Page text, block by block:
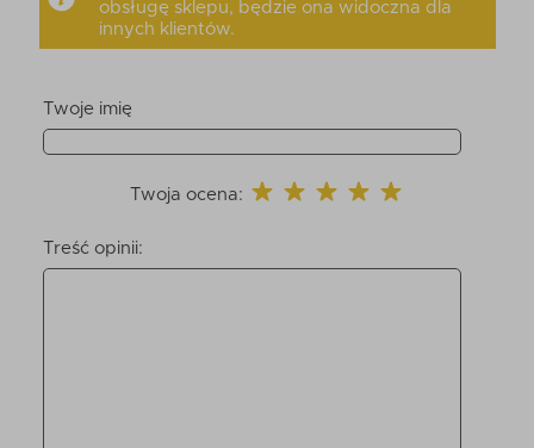
obsługę sklepu, będzie ona widoczna dla
innych klientów.
Twoje imię
Twoja ocena:
Treść opinii: